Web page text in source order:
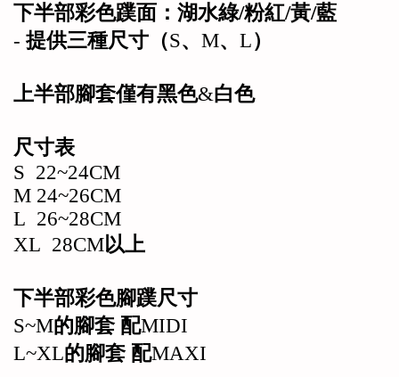
下半部彩色蹼面：湖水綠/粉紅/黃/藍
- 提供三種尺寸（S、 M、 L）
上半部腳套僅有黑色&白色
尺寸表
S 22~24CM
M 24~26CM
L 26~28CM
XL 28CM以上
下半部彩色腳蹼尺寸
S~M的腳套 配MIDI
L~XL的腳套 配MAXI